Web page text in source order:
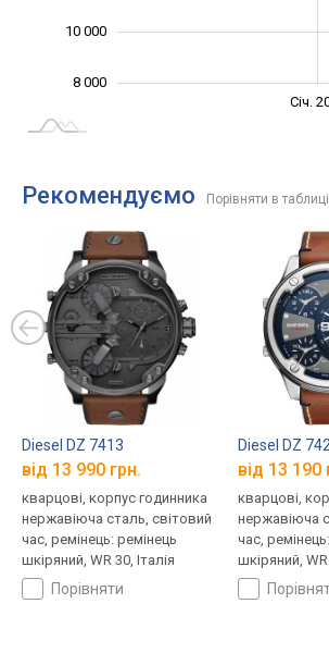
8 000
10 000
Січ.
Рекомендуємо Порівняти в таблиці
Diesel DZ 7413
від 13 990 грн.
кварцові, корпус годинника
нержавіюча сталь, світовий
час, ремінець: ремінець
шкіряний, WR 30, Італія
порівняти
Diesel DZ
від 13 190
кварцові,
нержавіюча
час,
шкіряний, WR